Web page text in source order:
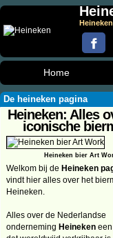
Home
De heineken pagina
Heineken: Alles
iconische
Heineken bier Art
Welkom bij de Heineken
vindt hier alles over het
Heineken.
Alles over de Nederlandse
onderneming Heineken